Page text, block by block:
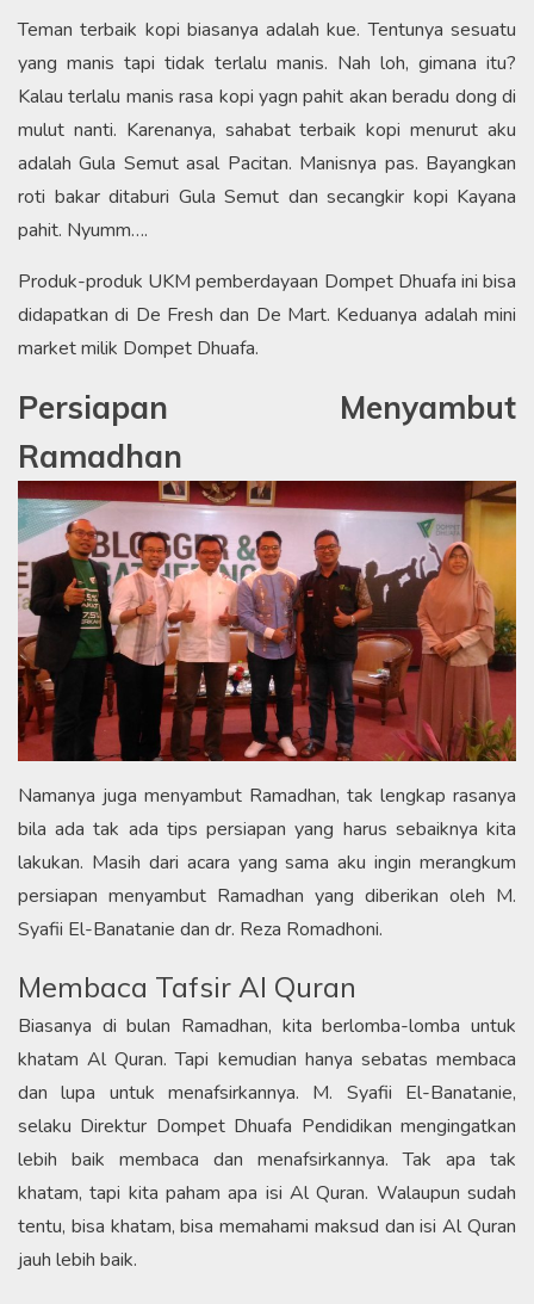
Teman terbaik kopi biasanya adalah kue. Tentunya sesuatu
yang manis tapi tidak terlalu manis. Nah loh, gimana itu?
Kalau terlalu manis rasa kopi yagn pahit akan beradu dong di
mulut nanti. Karenanya, sahabat terbaik kopi menurut aku
adalah Gula Semut asal Pacitan. Manisnya pas. Bayangkan
roti bakar ditaburi Gula Semut dan secangkir kopi Kayana
pahit. Nyumm….
Produk-produk UKM pemberdayaan Dompet Dhuafa ini bisa
didapatkan di De Fresh dan De Mart. Keduanya adalah mini
market milik Dompet Dhuafa.
Persiapan Menyambut
Ramadhan
Namanya juga menyambut Ramadhan, tak lengkap rasanya
bila ada tak ada tips persiapan yang harus sebaiknya kita
lakukan. Masih dari acara yang sama aku ingin merangkum
persiapan menyambut Ramadhan yang diberikan oleh M.
Syafii El-Banatanie dan dr. Reza Romadhoni.
Membaca Tafsir Al Quran
Biasanya di bulan Ramadhan, kita berlomba-lomba untuk
khatam Al Quran. Tapi kemudian hanya sebatas membaca
dan lupa untuk menafsirkannya. M. Syafii El-Banatanie,
selaku Direktur Dompet Dhuafa Pendidikan mengingatkan
lebih baik membaca dan menafsirkannya. Tak apa tak
khatam, tapi kita paham apa isi Al Quran. Walaupun sudah
tentu, bisa khatam, bisa memahami maksud dan isi Al Quran
jauh lebih baik.